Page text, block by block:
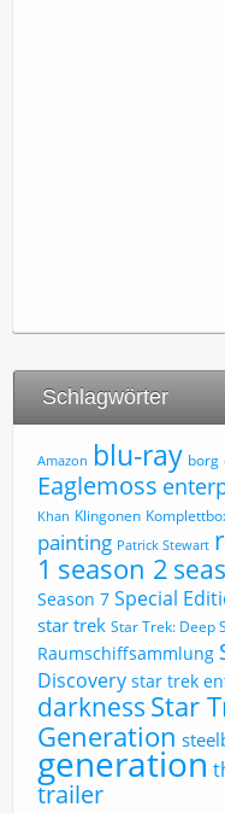
Schlagwörter
Amazon blu-ray borg
Eaglemoss
Khan Klingonen
painting Patrick Stewart
1 season 2
Season 7 Special
star trek Star Trek: Deep
Raumschiffsammlung
Discovery star trek
darkness Star
Generation
generation
trailer